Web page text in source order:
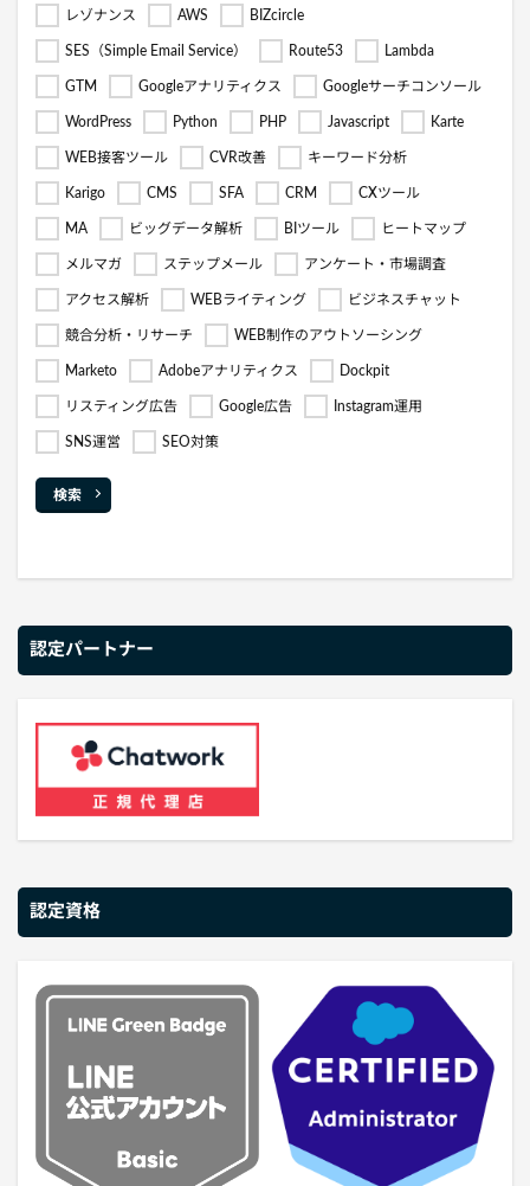
レゾナンス AWS BIZcircle
SES（Simple Email Service） Route53 Lambda
GTM Googleアナリティクス Googleサーチコンソール
WordPress Python PHP Javascript Karte
WEB接客ツール CVR改善 キーワード分析
Karigo CMS SFA CRM CXツール
MA ビッグデータ解析 BIツール ヒートマップ
メルマガ ステップメール アンケート・市場調査
アクセス解析 WEBライティング ビジネスチャット
競合分析・リサーチ WEB制作のアウトソーシング
Marketo Adobeアナリティクス Dockpit
リスティング広告 Google広告 Instagram運用
SNS運営 SEO対策
検索
認定パートナー
認定資格